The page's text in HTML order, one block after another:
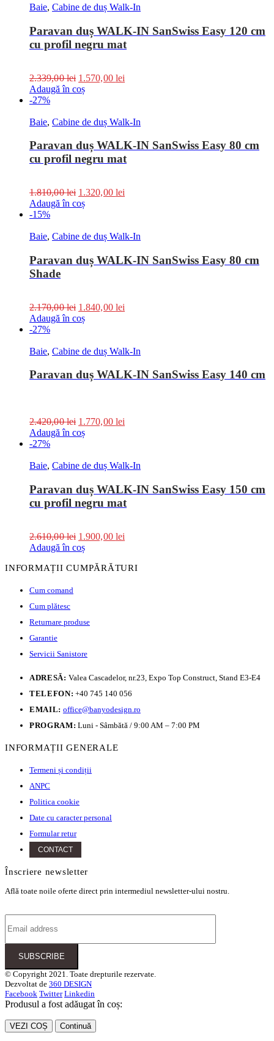
Baie, Cabine de duș Walk-In
Paravan duș WALK-IN SanSwiss Easy 120 cm
cu profil negru mat
2.339,00lei 1.570,00 lei
Adaugă în coș
-27%
Baie, Cabine de duș Walk-In
Paravan duș WALK-IN SanSwiss Easy 80 cm
cu profil negru mat
1.810,00lei 1.320,00 lei
Adaugă în coș
-15%
Baie, Cabine de duș Walk-In
Paravan duș WALK-IN SanSwiss Easy 80 cm
Shade
2.170,00lei 1.840,00 lei
Adaugă în coș
-27%
Baie, Cabine de duș Walk-In
Paravan duș WALK-IN SanSwiss Easy 140 cm
2.420,00lei 1.770,00 lei
Adaugă în coș
-27%
Baie, Cabine de duș Walk-In
Paravan duș WALK-IN SanSwiss Easy 150 cm
cu profil negru mat
2.610,00lei 1.900,00 lei
Adaugă în coș
INFORMAȚII CUMPĂRĂTURI
Cum comand
Cum plătesc
Returnare produse
Garantie
Servicii Sanistore
ADRESĂ: Valea Cascadelor, nr.23, Expo Top Construct, Stand E3-E4
TELEFON: +40 745 140 056
EMAIL: office@banyodesign.ro
PROGRAM: Luni - Sâmbătă / 9:00 AM – 7:00 PM
INFORMAȚII GENERALE
Termeni și condiții
ANPC
Politica cookie
Date cu caracter personal
Formular retur
CONTACT
Înscriere newsletter
Află toate noile oferte direct prin intermediul newsletter-ului nostru.
© Copyright 2021. Toate drepturile rezervate.
Dezvoltat de 360 DESIGN
Facebook Twitter Linkedin
Produsul a fost adăugat în coș:
VEZI COȘ Continuă